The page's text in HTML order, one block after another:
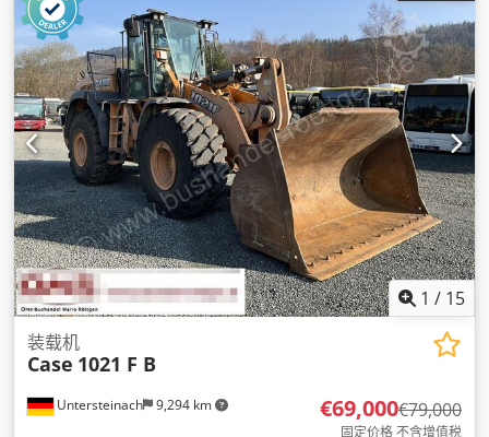
1 / 15
Untersteinach 9,294 km
装载机
Case 1021 F B
€69,000€79,000
固定价格 不含增值税